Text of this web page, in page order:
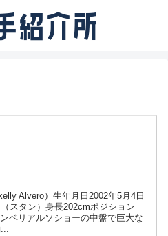
Alvero）生年月日2002年5月4日
スタン）身長202cmポジション
ベリアルソショーの中盤で巨大な